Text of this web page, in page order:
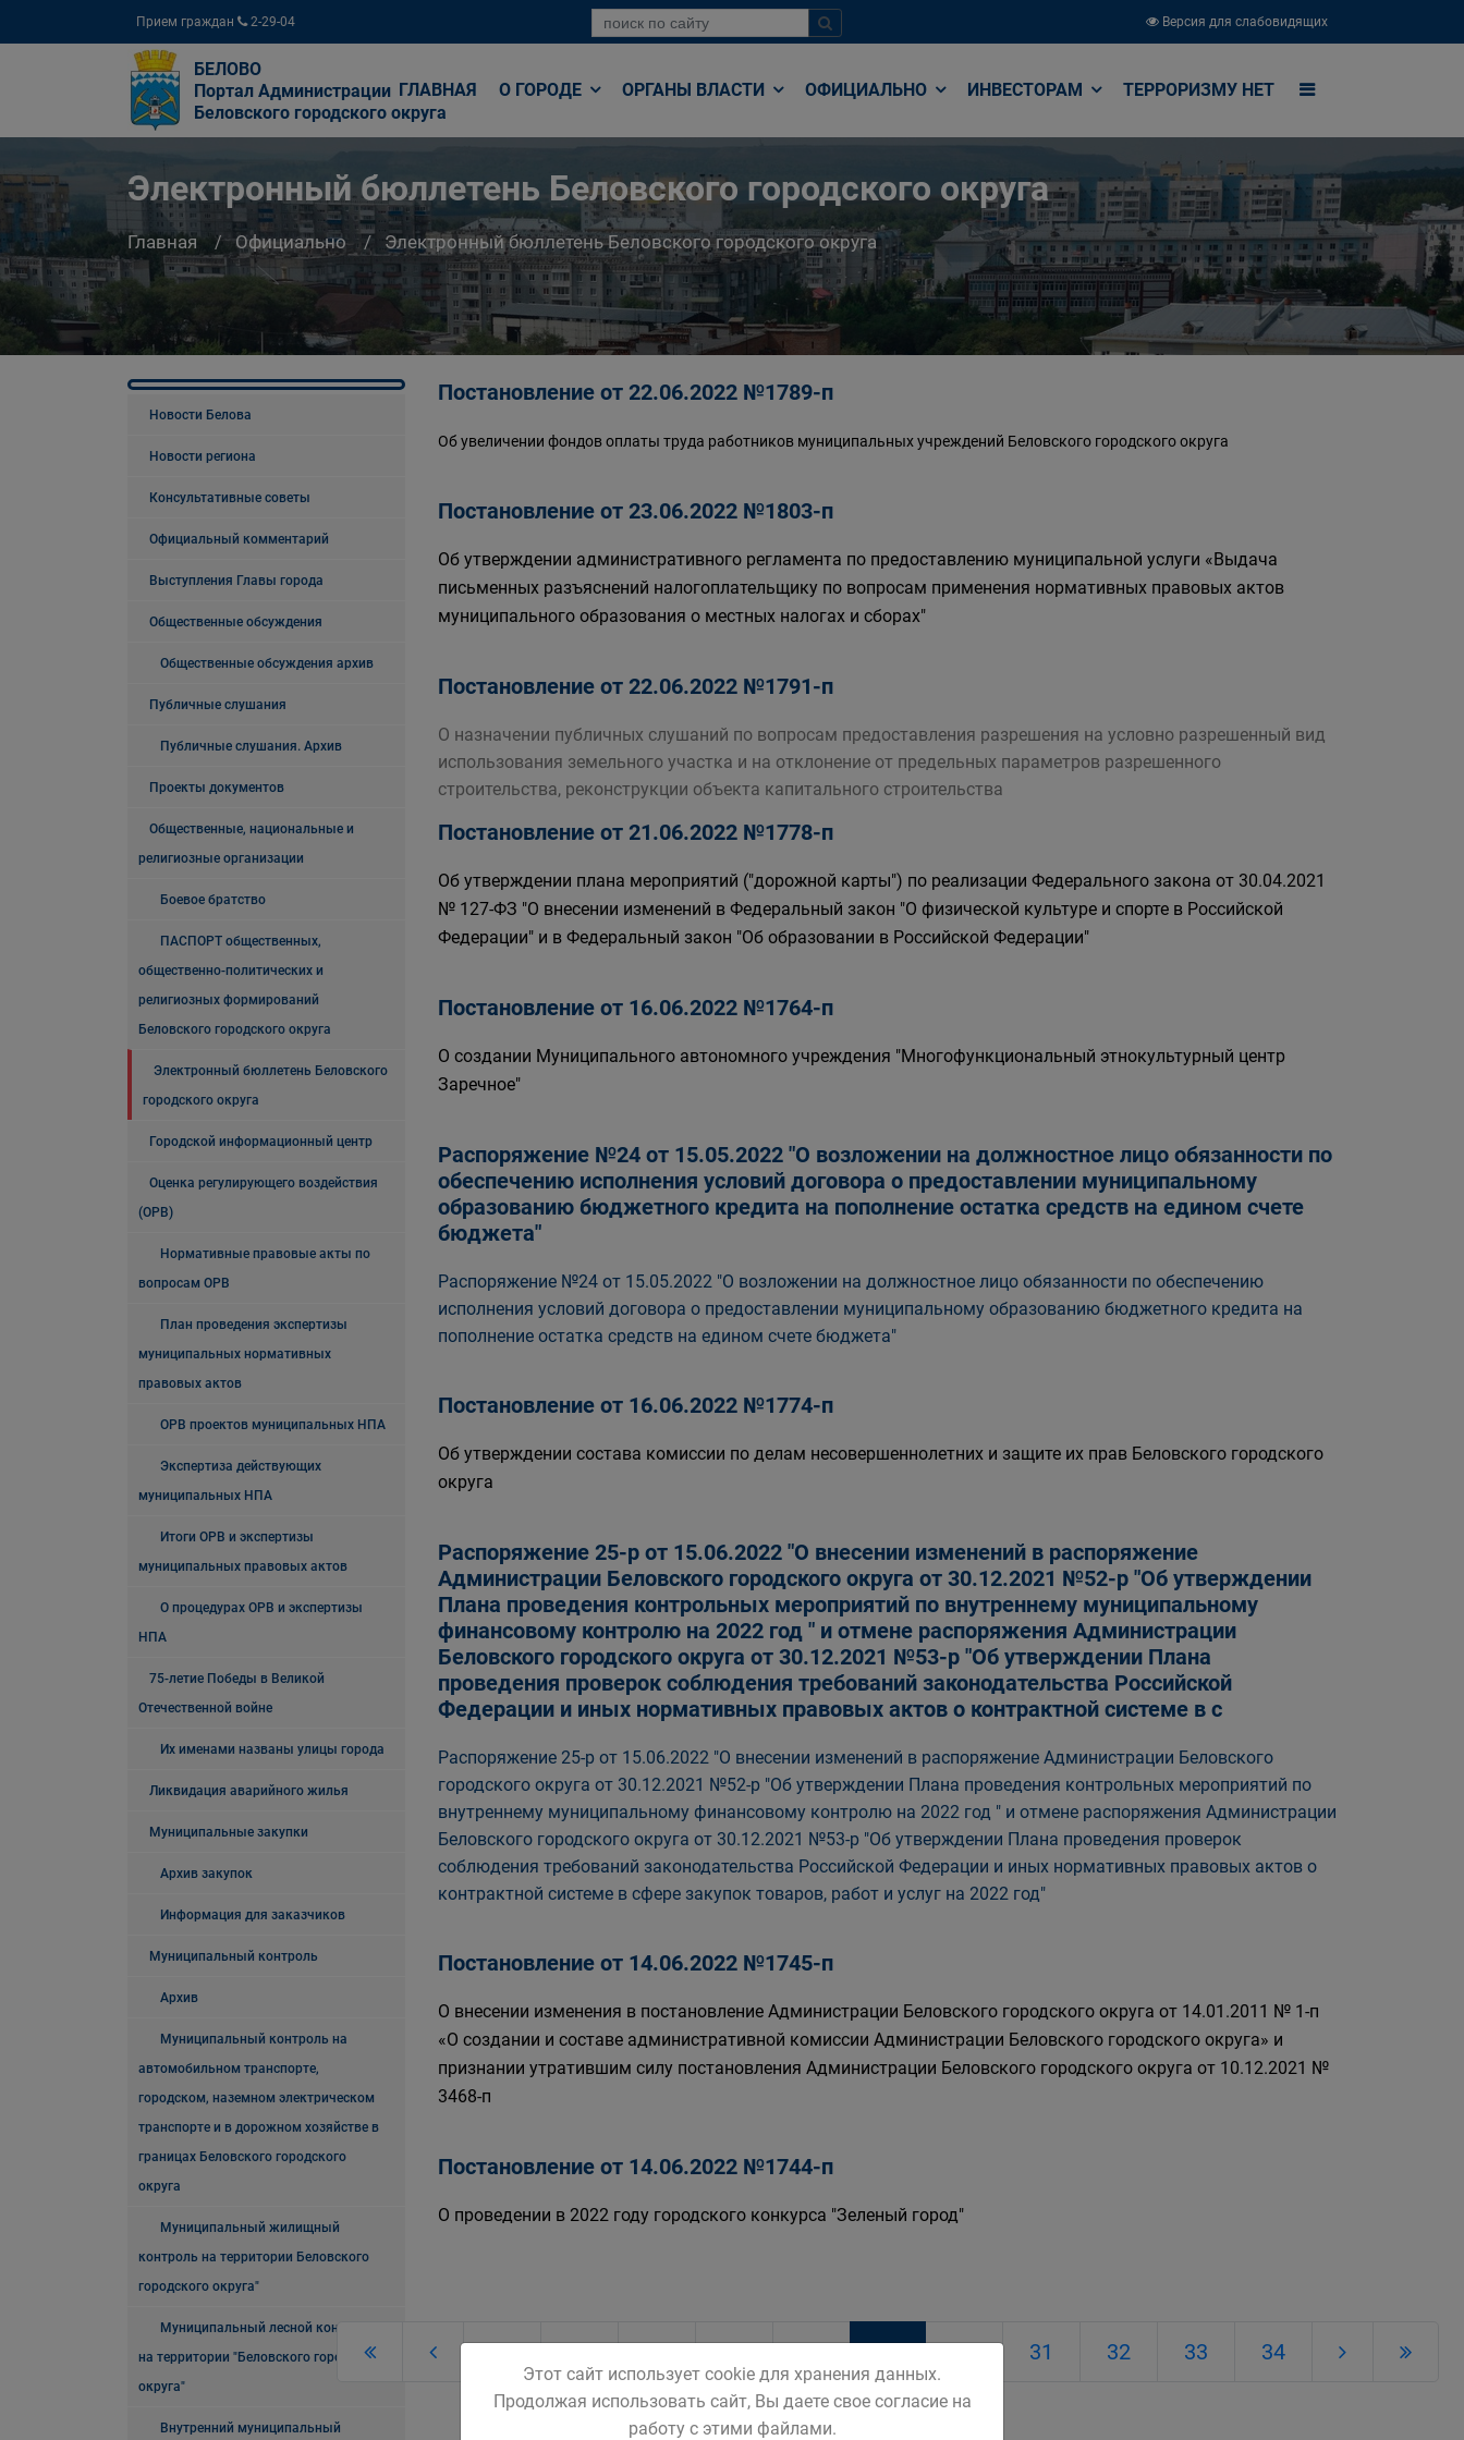
Прием граждан 2-29-04 Версия для слабовидящих
БЕЛОВО
Портал Администрации
Беловского городского округа
ГЛАВНАЯ О ГОРОДЕ ОРГАНЫ ВЛАСТИ ОФИЦИАЛЬНО ИНВЕСТОРАМ ТЕРРОРИЗМУ НЕТ
Электронный бюллетень Беловского городского округа
Главная Официально Электронный бюллетень Беловского городского округа
Новости Белова
Новости региона
Консультативные советы
Официальный комментарий
Выступления Главы города
Общественные обсуждения
Общественные обсуждения архив
Публичные слушания
Публичные слушания. Архив
Проекты документов
Общественные, национальные и
религиозные организации
Боевое братство
ПАСПОРТ общественных,
общественно-политических и
религиозных формирований
Беловского городского округа
Электронный бюллетень Беловского
городского округа
Городской информационный центр
Оценка регулирующего воздействия
(ОРВ)
Нормативные правовые акты по
вопросам ОРВ
План проведения экспертизы
муниципальных нормативных
правовых актов
ОРВ проектов муниципальных НПА
Экспертиза действующих
муниципальных НПА
Итоги ОРВ и экспертизы
муниципальных правовых актов
О процедурах ОРВ и экспертизы
НПА
75-летие Победы в Великой
Отечественной войне
Их именами названы улицы города
Ликвидация аварийного жилья
Муниципальные закупки
Архив закупок
Информация для заказчиков
Муниципальный контроль
Архив
Муниципальный контроль на
автомобильном транспорте,
городском, наземном электрическом
транспорте и в дорожном хозяйстве в
границах Беловского городского
округа
Муниципальный жилищный
контроль на территории Беловского
городского округа"
Муниципальный лесной контроль
на территории "Беловского городского
округа"
Внутренний муниципальный
Постановление от 22.06.2022 №1789-п
Об увеличении фондов оплаты труда работников муниципальных учреждений Беловского городского округа
Постановление от 23.06.2022 №1803-п
Об утверждении административного регламента по предоставлению муниципальной услуги «Выдача
письменных разъяснений налогоплательщику по вопросам применения нормативных правовых актов
муниципального образования о местных налогах и сборах"
Постановление от 22.06.2022 №1791-п
О назначении публичных слушаний по вопросам предоставления разрешения на условно разрешенный вид
использования земельного участка и на отклонение от предельных параметров разрешенного
строительства, реконструкции объекта капитального строительства
Постановление от 21.06.2022 №1778-п
Об утверждении плана мероприятий ("дорожной карты") по реализации Федерального закона от 30.04.2021
№ 127-ФЗ "О внесении изменений в Федеральный закон "О физической культуре и спорте в Российской
Федерации" и в Федеральный закон "Об образовании в Российской Федерации"
Постановление от 16.06.2022 №1764-п
О создании Муниципального автономного учреждения "Многофункциональный этнокультурный центр
Заречное"
Распоряжение №24 от 15.05.2022 "О возложении на должностное лицо обязанности по
обеспечению исполнения условий договора о предоставлении муниципальному
образованию бюджетного кредита на пополнение остатка средств на едином счете
бюджета"
Распоряжение №24 от 15.05.2022 "О возложении на должностное лицо обязанности по обеспечению
исполнения условий договора о предоставлении муниципальному образованию бюджетного кредита на
пополнение остатка средств на едином счете бюджета"
Постановление от 16.06.2022 №1774-п
Об утверждении состава комиссии по делам несовершеннолетних и защите их прав Беловского городского
округа
Распоряжение 25-р от 15.06.2022 "О внесении изменений в распоряжение
Администрации Беловского городского округа от 30.12.2021 №52-р "Об утверждении
Плана проведения контрольных мероприятий по внутреннему муниципальному
финансовому контролю на 2022 год " и отмене распоряжения Администрации
Беловского городского округа от 30.12.2021 №53-р "Об утверждении Плана
проведения проверок соблюдения требований законодательства Российской
Федерации и иных нормативных правовых актов о контрактной системе в с
Распоряжение 25-р от 15.06.2022 "О внесении изменений в распоряжение Администрации Беловского
городского округа от 30.12.2021 №52-р "Об утверждении Плана проведения контрольных мероприятий по
внутреннему муниципальному финансовому контролю на 2022 год " и отмене распоряжения Администрации
Беловского городского округа от 30.12.2021 №53-р "Об утверждении Плана проведения проверок
соблюдения требований законодательства Российской Федерации и иных нормативных правовых актов о
контрактной системе в сфере закупок товаров, работ и услуг на 2022 год"
Постановление от 14.06.2022 №1745-п
О внесении изменения в постановление Администрации Беловского городского округа от 14.01.2011 № 1-п
«О создании и составе административной комиссии Администрации Беловского городского округа» и
признании утратившим силу постановления Администрации Беловского городского округа от 10.12.2021 №
3468-п
Постановление от 14.06.2022 №1744-п
О проведении в 2022 году городского конкурса "Зеленый город"
24 25 26 27 28 29 30 31 32 33 34
Этот сайт использует cookie для хранения данных.
Продолжая использовать сайт, Вы даете свое согласие на
работу с этими файлами.